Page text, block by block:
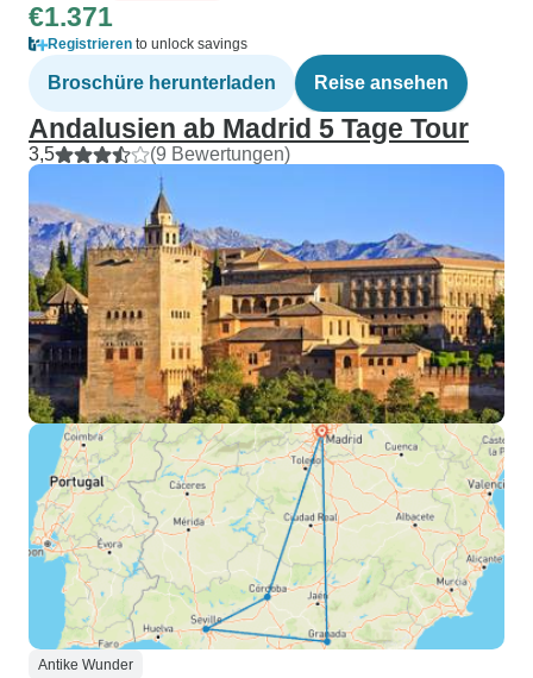
€1.371
Registrieren to unlock savings
Broschüre herunterladen Reise ansehen
Andalusien ab Madrid 5 Tage Tour
3,5 (9 Bewertungen)
Antike Wunder